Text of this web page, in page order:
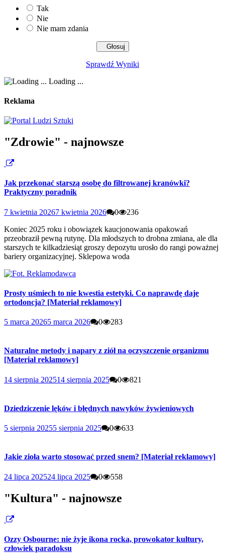
Tak
Nie
Nie mam zdania
Sprawdź Wyniki
Loading ...
Reklama
"Zdrowie" - najnowsze
Jak przekonać starszą osobę do filtrowanej kranówki?
Praktyczny poradnik
7 kwietnia 20267 kwietnia 2026 0
236
Koniec 2025 roku i obowiązek kaucjonowania opakowań
przeobraził pewną rutynę. Dla młodszych to drobna zmiana, ale dla
starszych te kilkadziesiąt groszy depozytu urosło do rangi poważnej
bariery organizacyjnej. Sklepowa woda
Prosty uśmiech to nie kwestia estetyki. Co naprawdę daje
ortodoncja? [Materiał reklamowy]
5 marca 20265 marca 2026 0 283
Naturalne metody i napary z ziół na oczyszczenie organizmu
[Materiał reklamowy]
14 sierpnia 202514 sierpnia 2025 0 821
Dziedziczenie lęków i błędnych nawyków żywieniowych
5 sierpnia 20255 sierpnia 2025 0 633
Jakie zioła warto stosować przed snem? [Materiał reklamowy]
24 lipca 202524 lipca 2025 0 558
"Kultura" - najnowsze
Ozzy Osbourne: nie żyje ikona rocka, prowokator kultury,
człowiek paradoksu